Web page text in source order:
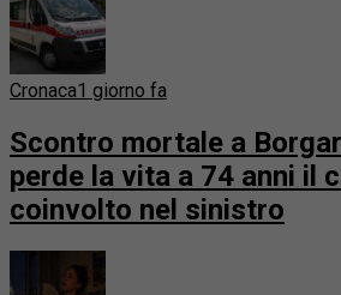
Cronaca1 giorno fa
Scontro mortale a
perde la vita a 74 anni il
coinvolto nel sinistro